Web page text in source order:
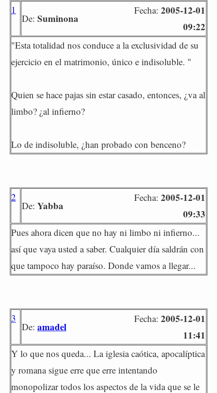
1
De: Suminona
Fecha: 2005-12-01
09:22
"Esta totalidad nos conduce a la exclusividad de su
ejercicio en el matrimonio, único e indisoluble. "
Quien se hace pajas sin estar casado, entonces, ¿va al
limbo? ¿al infierno?
Lo de indisoluble, ¿han probado con benceno?
2
De: Yabba
Fecha: 2005-12-01
09:33
Pues ahora dicen que no hay ni limbo ni infierno...
así que vaya usted a saber. Cualquier día saldrán con
que tampoco hay paraíso. Donde vamos a llegar...
3
De: amadel
Fecha: 2005-12-01
11:41
Y lo que nos queda... La iglesia caótica, apocalíptica
y romana sigue erre que erre intentando
monopolizar todos los aspectos de la vida que se le